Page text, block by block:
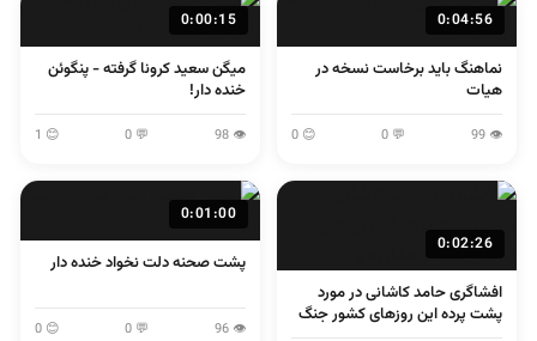
0:04:56
نماهنگ باید برخاست نسخه در
هیات
👁 99
💬 0
😊 0
0:00:15
میگن سعید کرونا گرفته - پنگوئن
خنده دار!
👁 98
💬 0
😊 1
0:02:26
افشاگری حامد کاشانی در مورد
پشت پرده این روزهای کشور جنگ
0:01:00
پشت صحنه دلت نخواد خنده دار
👁 96
💬 0
😊 0